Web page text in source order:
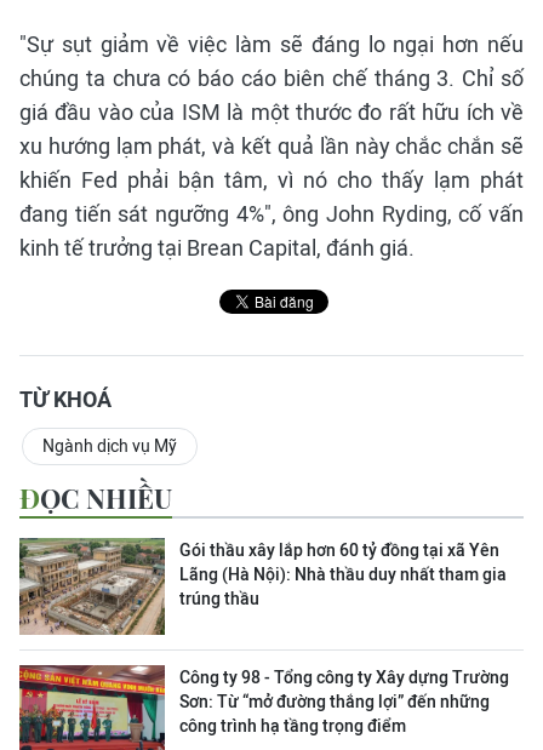
"Sự sụt giảm về việc làm sẽ đáng lo ngại hơn nếu
chúng ta chưa có báo cáo biên chế tháng 3. Chỉ số
giá đầu vào của ISM là một thước đo rất hữu ích về
xu hướng lạm phát, và kết quả lần này chắc chắn sẽ
khiến Fed phải bận tâm, vì nó cho thấy lạm phát
đang tiến sát ngưỡng 4%", ông John Ryding, cố vấn
kinh tế trưởng tại Brean Capital, đánh giá.
TỪ KHOÁ
Ngành dịch vụ Mỹ
ĐỌC NHIỀU
Gói thầu xây lắp hơn 60 tỷ đồng tại xã Yên
Lãng (Hà Nội): Nhà thầu duy nhất tham gia
trúng thầu
Công ty 98 - Tổng công ty Xây dựng Trường
Sơn: Từ “mở đường thắng lợi” đến những
công trình hạ tầng trọng điểm